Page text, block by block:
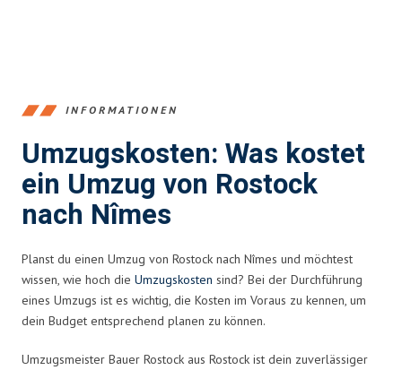
INFORMATIONEN
Umzugskosten: Was kostet
ein Umzug von Rostock
nach Nîmes
Planst du einen Umzug von Rostock nach Nîmes und möchtest
wissen, wie hoch die Umzugskosten sind? Bei der Durchführung
eines Umzugs ist es wichtig, die Kosten im Voraus zu kennen, um
dein Budget entsprechend planen zu können.
Umzugsmeister Bauer Rostock aus Rostock ist dein zuverlässiger